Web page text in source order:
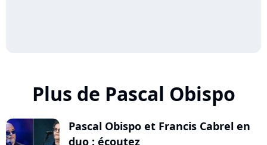
Plus de Pascal Obispo
Pascal Obispo et Francis Cabrel en
duo : écoutez